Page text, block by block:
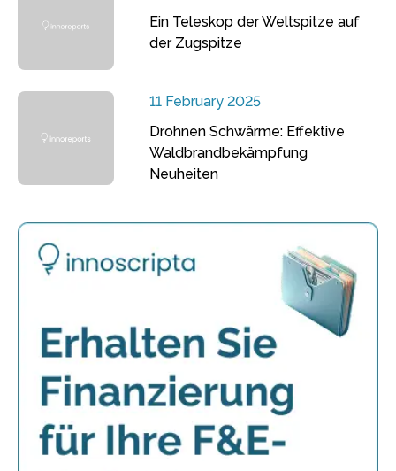
Ein Teleskop der Weltspitze auf
der Zugspitze
11 February 2025
Drohnen Schwärme: Effektive
Waldbrandbekämpfung
Neuheiten